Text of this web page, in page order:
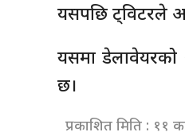
यसपछि ट्विटरले
यसमा
छ।
प्रकाशित मिति : ११